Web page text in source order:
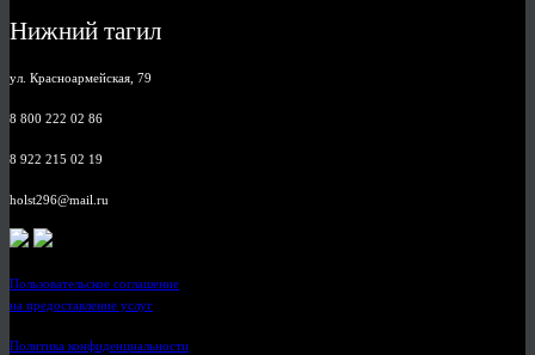
Нижний тагил
ул. Красноармейская, 79
8 800 222 02 86
8 922 215 02 19
holst296@mail.ru
Пользовательское соглашение
на предоставление услуг
Политика конфиденциальности